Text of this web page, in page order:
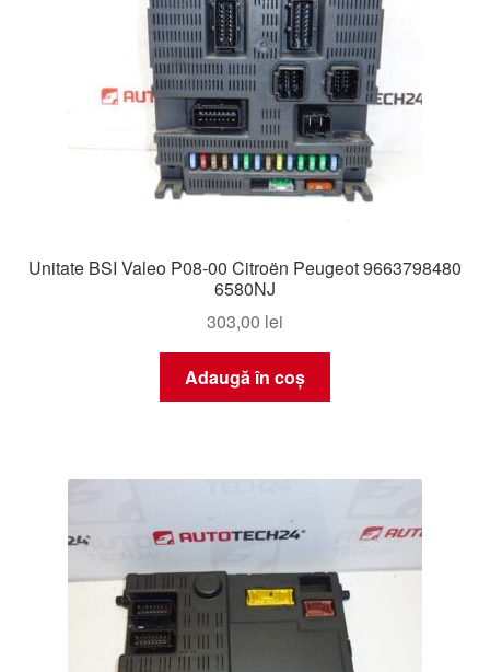
Unitate BSI Valeo P08-00 Citroën Peugeot 9663798480
6580NJ
303,00 lei
Adaugă în coș